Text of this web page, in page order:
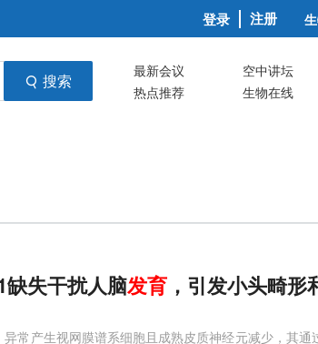
登录 注册
搜索 最新会议
空中讲坛
热点推荐
生物在线
失干扰人脑发育 ，引发小头畸形
常产生视网膜谱系细胞且成熟皮质神经元减少，其通